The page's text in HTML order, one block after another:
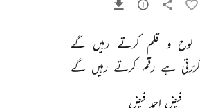
لوح و قلم کرتے رہیں گے
گزرتی ہے رقم کرتے رہیں گے
فیض احمد فیض